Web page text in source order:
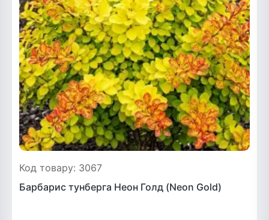
Код товару: 3067
Барбарис тунберга Неон Голд (Neon Gold)